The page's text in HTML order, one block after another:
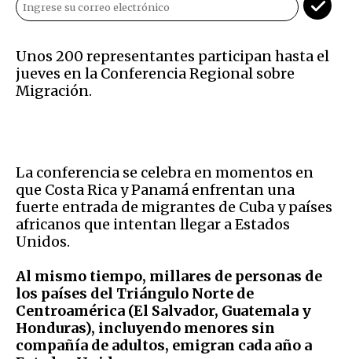
Unos 200 representantes participan hasta el
jueves en la Conferencia Regional sobre
Migración.
La conferencia se celebra en momentos en
que Costa Rica y Panamá enfrentan una
fuerte entrada de migrantes de Cuba y países
africanos que intentan llegar a Estados
Unidos.
Al mismo tiempo, millares de personas de
los países del Triángulo Norte de
Centroamérica (El Salvador, Guatemala y
Honduras), incluyendo menores sin
compañía de adultos, emigran cada año a